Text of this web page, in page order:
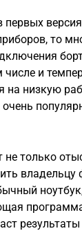
первых
то
и
на низкую
не только
владельцу